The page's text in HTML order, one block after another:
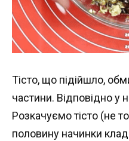
Тісто, що підійшло,
частини. Відповідно у
Розкачуємо тісто (не
половину начинки